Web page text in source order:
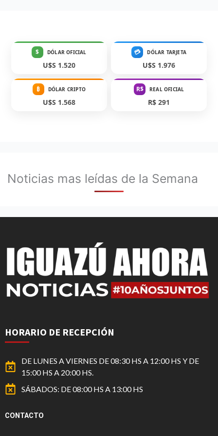
$ DÓLAR OFICIAL
U$S 1.520
💳 DÓLAR TARJETA
U$S 1.976
₿ DÓLAR CRIPTO
U$S 1.568
R$ REAL OFICIAL
R$ 291
Noticias mas leídas de la Semana
HORARIO DE RECEPCIÓN
DE LUNES A VIERNES DE 08:30 HS A 12:00 HS Y DE
15:00 HS A 20:00 HS.
SÁBADOS: DE 08:00 HS A 13:00 HS
CONTACTO